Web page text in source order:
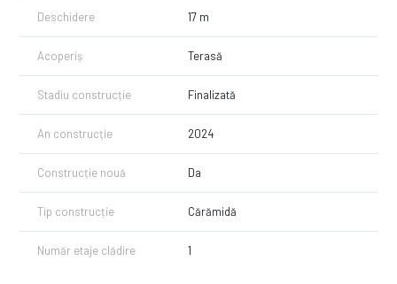
Deschidere 17 m
Acoperiș Terasă
Stadiu construcție Finalizată
An construcție 2024
Construcție nouă Da
Tip construcție Cărămidă
Număr etaje clădire 1